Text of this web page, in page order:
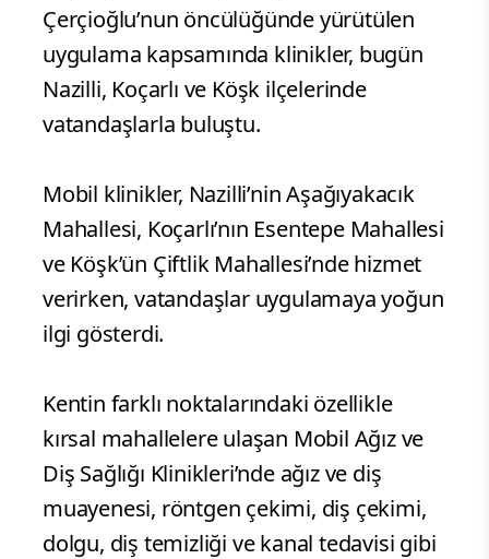
Çerçioğlu’nun öncülüğünde yürütülen
uygulama kapsamında klinikler, bugün
Nazilli, Koçarlı ve Köşk ilçelerinde
vatandaşlarla buluştu.
Mobil klinikler, Nazilli’nin Aşağıyakacık
Mahallesi, Koçarlı’nın Esentepe Mahallesi
ve Köşk’ün Çiftlik Mahallesi’nde hizmet
verirken, vatandaşlar uygulamaya yoğun
ilgi gösterdi.
Kentin farklı noktalarındaki özellikle
kırsal mahallelere ulaşan Mobil Ağız ve
Diş Sağlığı Klinikleri’nde ağız ve diş
muayenesi, röntgen çekimi, diş çekimi,
dolgu, diş temizliği ve kanal tedavisi gibi